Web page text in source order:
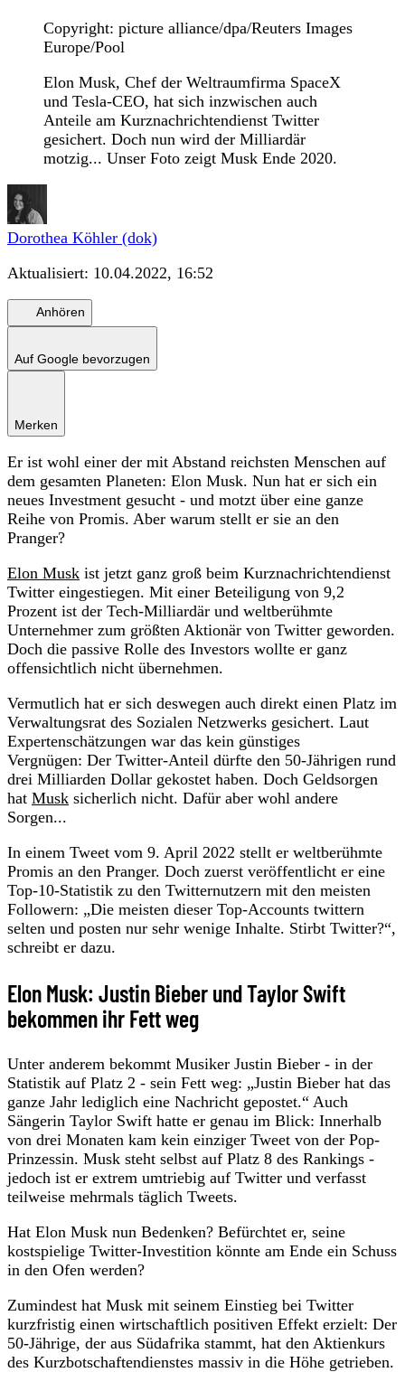
Copyright: picture alliance/dpa/Reuters Images
Europe/Pool
Elon Musk, Chef der Weltraumfirma SpaceX
und Tesla-CEO, hat sich inzwischen auch
Anteile am Kurznachrichtendienst Twitter
gesichert. Doch nun wird der Milliardär
motzig... Unser Foto zeigt Musk Ende 2020.
Dorothea Köhler (dok)
Aktualisiert: 10.04.2022, 16:52
Anhören
Auf Google bevorzugen
Merken
Er ist wohl einer der mit Abstand reichsten Menschen auf
dem gesamten Planeten: Elon Musk. Nun hat er sich ein
neues Investment gesucht - und motzt über eine ganze
Reihe von Promis. Aber warum stellt er sie an den
Pranger?
Elon Musk ist jetzt ganz groß beim Kurznachrichtendienst
Twitter eingestiegen. Mit einer Beteiligung von 9,2
Prozent ist der Tech-Milliardär und weltberühmte
Unternehmer zum größten Aktionär von Twitter geworden.
Doch die passive Rolle des Investors wollte er ganz
offensichtlich nicht übernehmen.
Vermutlich hat er sich deswegen auch direkt einen Platz im
Verwaltungsrat des Sozialen Netzwerks gesichert. Laut
Expertenschätzungen war das kein günstiges
Vergnügen: Der Twitter-Anteil dürfte den 50-Jährigen rund
drei Milliarden Dollar gekostet haben. Doch Geldsorgen
hat Musk sicherlich nicht. Dafür aber wohl andere
Sorgen...
In einem Tweet vom 9. April 2022 stellt er weltberühmte
Promis an den Pranger. Doch zuerst veröffentlicht er eine
Top-10-Statistik zu den Twitternutzern mit den meisten
Followern: „Die meisten dieser Top-Accounts twittern
selten und posten nur sehr wenige Inhalte. Stirbt Twitter?“,
schreibt er dazu.
Elon Musk: Justin Bieber und Taylor Swift
bekommen ihr Fett weg
Unter anderem bekommt Musiker Justin Bieber - in der
Statistik auf Platz 2 - sein Fett weg: „Justin Bieber hat das
ganze Jahr lediglich eine Nachricht gepostet.“ Auch
Sängerin Taylor Swift hatte er genau im Blick: Innerhalb
von drei Monaten kam kein einziger Tweet von der Pop-
Prinzessin. Musk steht selbst auf Platz 8 des Rankings -
jedoch ist er extrem umtriebig auf Twitter und verfasst
teilweise mehrmals täglich Tweets.
Hat Elon Musk nun Bedenken? Befürchtet er, seine
kostspielige Twitter-Investition könnte am Ende ein Schuss
in den Ofen werden?
Zumindest hat Musk mit seinem Einstieg bei Twitter
kurzfristig einen wirtschaftlich positiven Effekt erzielt: Der
50-Jährige, der aus Südafrika stammt, hat den Aktienkurs
des Kurzbotschaftendienstes massiv in die Höhe getrieben.